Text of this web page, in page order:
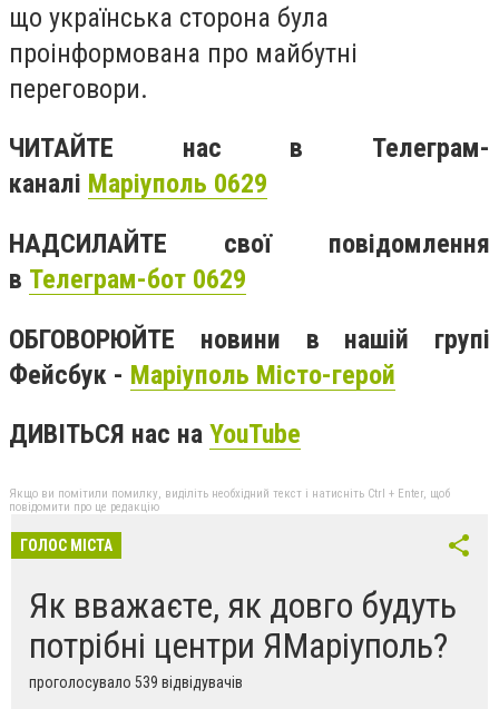
що українська сторона була
проінформована про майбутні
переговори.
ЧИТАЙТЕ нас в Телеграм-
каналі Маріуполь 0629
НАДСИЛАЙТЕ свої повідомлення
в Телеграм-бот 0629
ОБГОВОРЮЙТЕ новини в нашій групі
Фейсбук - Маріуполь Місто-герой
ДИВІТЬСЯ нас на YouTube
Якщо ви помітили помилку, виділіть необхідний текст і натисніть Ctrl + Enter, щоб
повідомити про це редакцію
ГОЛОС МІСТА
Як вважаєте, як довго будуть
потрібні центри ЯМаріуполь?
проголосувало 539 відвідувачів